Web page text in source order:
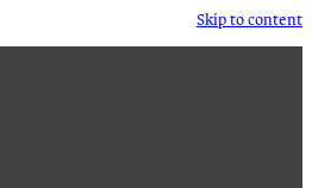
Skip to content